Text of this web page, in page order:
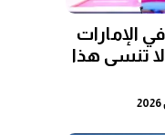
الإمارات
تنسى هذا